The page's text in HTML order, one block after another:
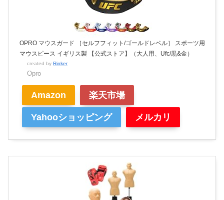
OPRO マウスガード ［セルフフィット/ゴールドレベル］ スポーツ用
マウスピース イギリス製 【公式ストア】（大人用、Ufc/黒&金）
created by Rinker
Opro
Amazon 楽天市場
Yahooショッピング メルカリ